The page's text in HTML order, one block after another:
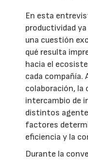
En esta
productividad
una cuestión
qué resulta
hacia el
cada compañía.
colaboración, la
intercambio de
distintos
factores
eficiencia y la
Durante la